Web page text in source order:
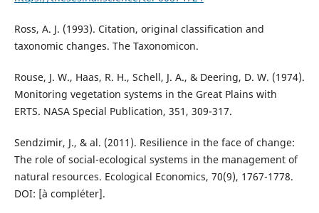
Ross, A. J. (1993). Citation, original classification and
taxonomic changes. The Taxonomicon.
Rouse, J. W., Haas, R. H., Schell, J. A., & Deering, D. W. (1974).
Monitoring vegetation systems in the Great Plains with
ERTS. NASA Special Publication, 351, 309-317.
Sendzimir, J., & al. (2011). Resilience in the face of change:
The role of social-ecological systems in the management of
natural resources. Ecological Economics, 70(9), 1767-1778.
DOI: [à compléter].